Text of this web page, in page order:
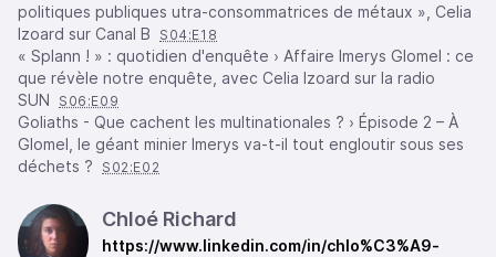
politiques publiques utra-consommatrices de métaux », Celia
Izoard sur Canal B
S04:E18
« Splann ! » : quotidien d'enquête › Affaire Imerys Glomel : ce
que révèle notre enquête, avec Celia Izoard sur la radio
SUN
S06:E09
Goliaths - Que cachent les multinationales ? › Épisode 2 – À
Glomel, le géant minier Imerys va-t-il tout engloutir sous ses
déchets ?
S02:E02
Chloé Richard
https://www.linkedin.com/in/chlo%C3%A9-